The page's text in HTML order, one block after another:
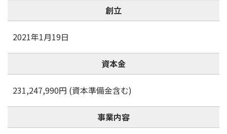
創立
2021年1月19日
資本金
231,247,990円 (資本準備金含む)
事業内容